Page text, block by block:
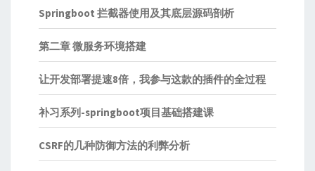
Springboot 拦截器使用及其底层源码剖析
第二章 微服务环境搭建
让开发部署提速8倍，我参与这款的插件的全过程
补习系列-springboot项目基础搭建课
CSRF的几种防御方法的利弊分析